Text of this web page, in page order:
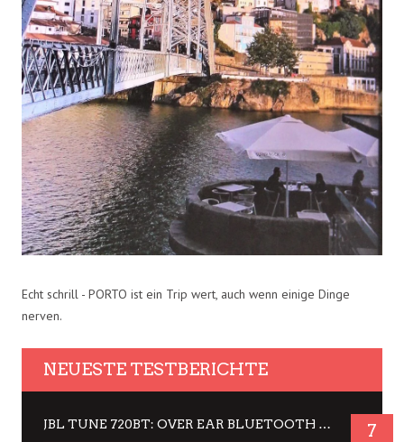
Echt schrill - PORTO ist ein Trip wert, auch wenn einige Dinge
nerven.
NEUESTE TESTBERICHTE
JBL TUNE 720BT: OVER EAR BLUETOOTH KOPFHÖRER UM DIE 50,-€ IM DAUER-TEST 7